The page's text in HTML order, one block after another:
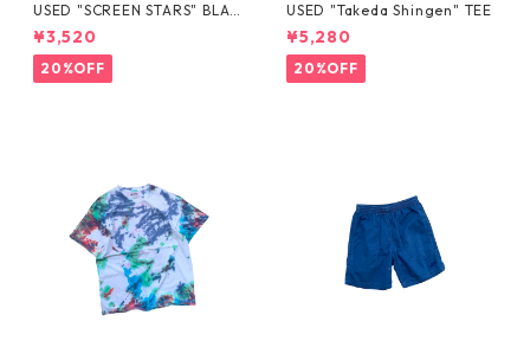
USED "SCREEN STARS" BLAN
K TEE
¥3,520
20%OFF
USED "Takeda Shingen" TEE
¥5,280
20%OFF